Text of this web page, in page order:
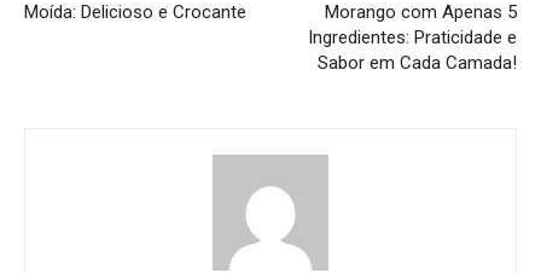
Moída: Delicioso e Crocante
Morango com Apenas 5
Ingredientes: Praticidade e
Sabor em Cada Camada!